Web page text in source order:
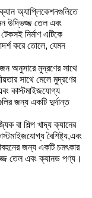
অ্যাপ্লিকেশনগুলিতে
উদ্ভিজ্জ তেল এবং
নির্মাণ এটিকে
করে তোলে, যেমন
অনুসারে মুদ্রণের সাথে
সাথে মেলে মুদ্রণের
কাস্টমাইজযোগ্য
জন্য একটি দুর্দান্ত
বা শিল্প খাদ্য ক্যানের
বৈশিষ্ট্য,এবং
জন্য একটি চমৎকার
তেল এবং ক্যানড পণ্য।